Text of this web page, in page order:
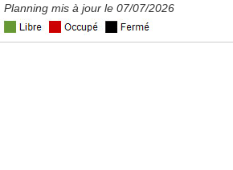
Planning mis à jour le 07/07/2026